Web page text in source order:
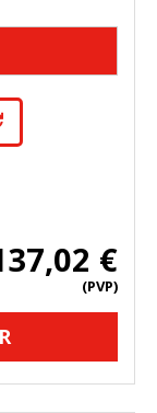
€
(PVP)